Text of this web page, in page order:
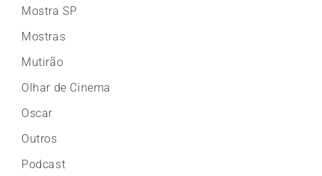
Mostra SP
Mostras
Mutirão
Olhar de Cinema
Oscar
Outros
Podcast